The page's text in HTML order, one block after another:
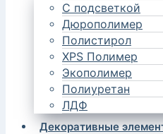
С подсветкой
Дюрополимер
Полистирол
XPS Полимер
Экополимер
Полиуретан
ЛДФ
Декоративные